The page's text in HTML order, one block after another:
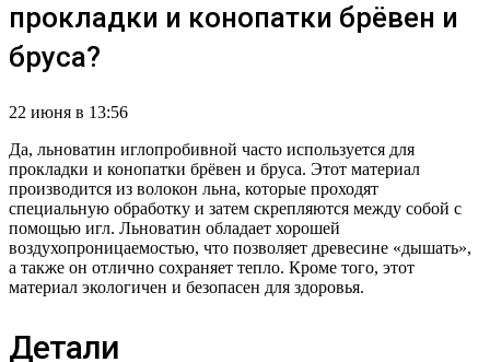
прокладки и конопатки брёвен и
бруса?
22 июня в 13:56
Да, льноватин иглопробивной часто используется для
прокладки и конопатки брёвен и бруса. Этот материал
производится из волокон льна, которые проходят
специальную обработку и затем скрепляются между собой с
помощью игл. Льноватин обладает хорошей
воздухопроницаемостью, что позволяет древесине «дышать»,
а также он отлично сохраняет тепло. Кроме того, этот
материал экологичен и безопасен для здоровья.
Детали